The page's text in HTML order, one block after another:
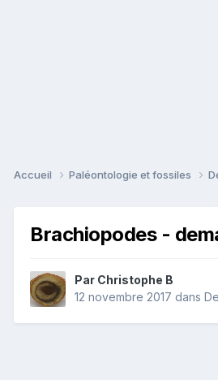
Accueil Paléontologie et fossiles
Brachiopodes -
Par Christophe B
12 novembre 2017 dans